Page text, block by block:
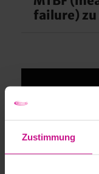
Zustimmung
failure) zu
vorbeugende
Wir
ANFRAGE
SMART